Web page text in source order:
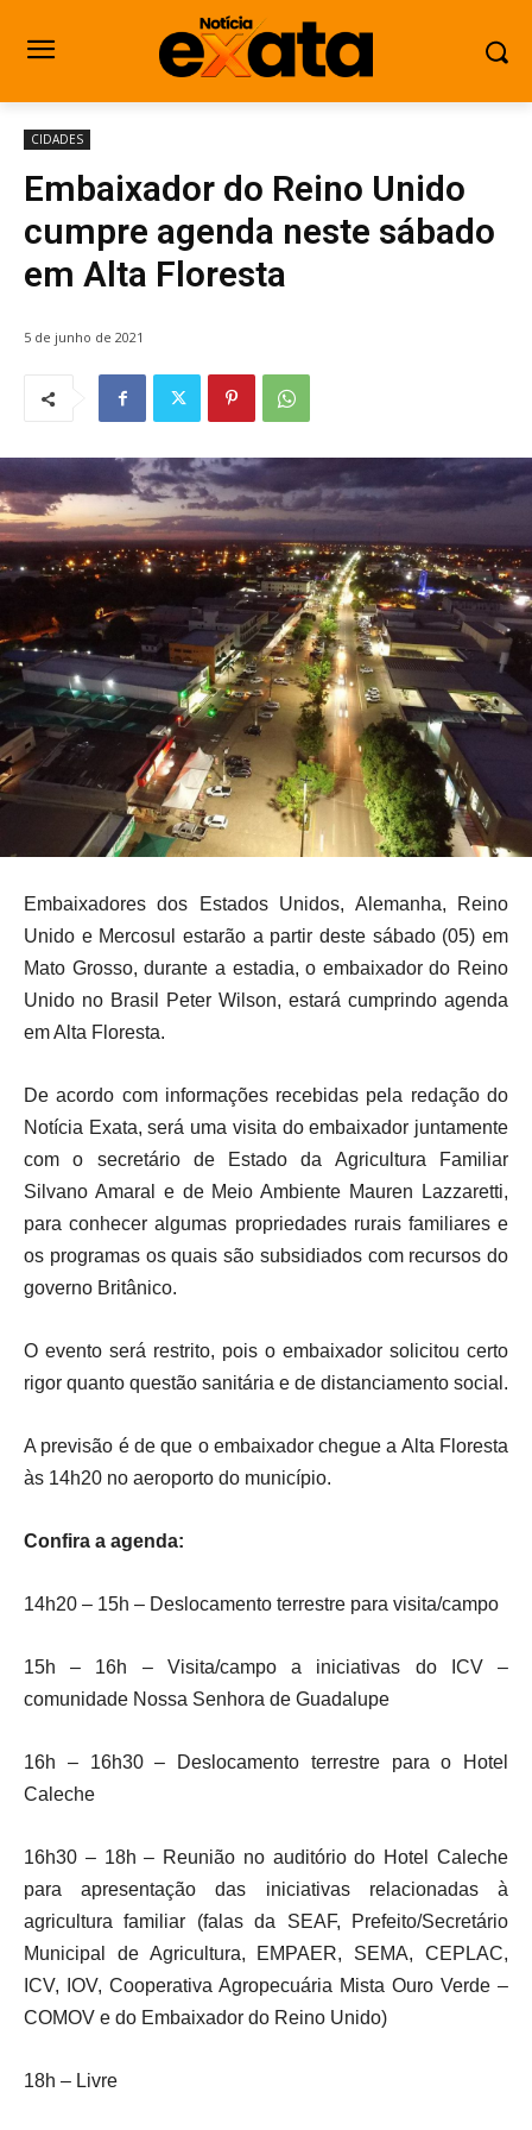
CIDADES
Embaixador do Reino Unido
cumpre agenda neste sábado
em Alta Floresta
5 de junho de 2021
Embaixadores dos Estados Unidos, Alemanha, Reino
Unido e Mercosul estarão a partir deste sábado (05) em
Mato Grosso, durante a estadia, o embaixador do Reino
Unido no Brasil Peter Wilson, estará cumprindo agenda
em Alta Floresta.
De acordo com informações recebidas pela redação do
Notícia Exata, será uma visita do embaixador juntamente
com o secretário de Estado da Agricultura Familiar
Silvano Amaral e de Meio Ambiente Mauren Lazzaretti,
para conhecer algumas propriedades rurais familiares e
os programas os quais são subsidiados com recursos do
governo Britânico.
O evento será restrito, pois o embaixador solicitou certo
rigor quanto questão sanitária e de distanciamento social.
A previsão é de que o embaixador chegue a Alta Floresta
às 14h20 no aeroporto do município.
Confira a agenda:
14h20 – 15h – Deslocamento terrestre para visita/campo
15h – 16h – Visita/campo a iniciativas do ICV –
comunidade Nossa Senhora de Guadalupe
16h – 16h30 – Deslocamento terrestre para o Hotel
Caleche
16h30 – 18h – Reunião no auditório do Hotel Caleche
para apresentação das iniciativas relacionadas à
agricultura familiar (falas da SEAF, Prefeito/Secretário
Municipal de Agricultura, EMPAER, SEMA, CEPLAC,
ICV,
IOV, Cooperativa Agropecuária Mista Ouro Verde –
COMOV e do Embaixador do Reino Unido)
18h – Livre